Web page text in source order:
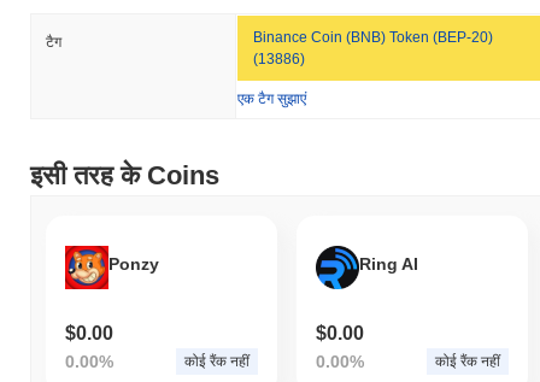
टैग
Binance Coin (BNB) Token (BEP-20)
(13886)
एक टैग सुझाएं
इसी तरह के Coins
Ponzy
$0.00
0.00% कोई रैंक नहीं
Ring AI
$0.00
0.00% कोई रैंक नहीं